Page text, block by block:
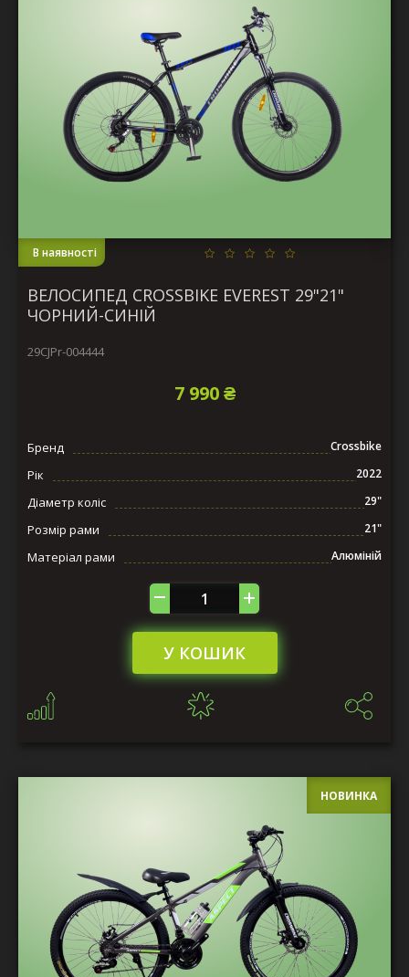
В наявності
ВЕЛОСИПЕД CROSSBIKE EVEREST 29"21"
ЧОРНИЙ-СИНІЙ
29CJPr-004444
7 990 ₴
Бренд Crossbike
Рік 2022
Діаметр коліс 29"
Розмір рами 21"
Матеріал рами Алюміній
У КОШИК
НОВИНКА